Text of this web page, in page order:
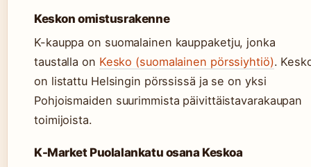
Keskon omistusrakenne
K-kauppa on suomalainen kauppaketju, jonka
taustalla on Kesko (suomalainen pörssiyhtiö).
on listattu Helsingin pörssissä ja se on yksi
Pohjoismaiden suurimmista päivittäistavarakaupan
toimijoista.
K-Market Puolalankatu osana Keskoa